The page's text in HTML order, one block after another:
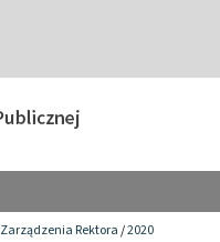
Zarządzenia Rektora/2020